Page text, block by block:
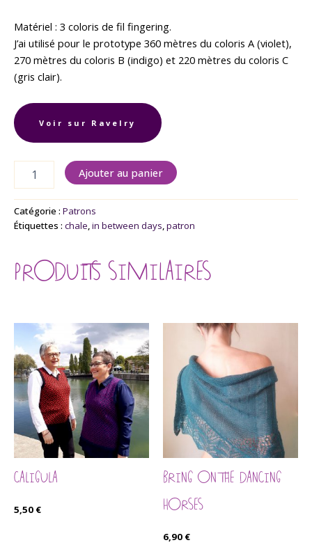
Matériel : 3 coloris de fil fingering.
J’ai utilisé pour le prototype 360 mètres du coloris A (violet),
270 mètres du coloris B (indigo) et 220 mètres du coloris C
(gris clair).
Voir sur Ravelry
Ajouter au panier
Catégorie : Patrons
Étiquettes : chale,in between days,patron
PRODUITS SIMILAIRES
CALIGULA
5,50 €
BRING ON THE DANCING
HORSES
6,90 €